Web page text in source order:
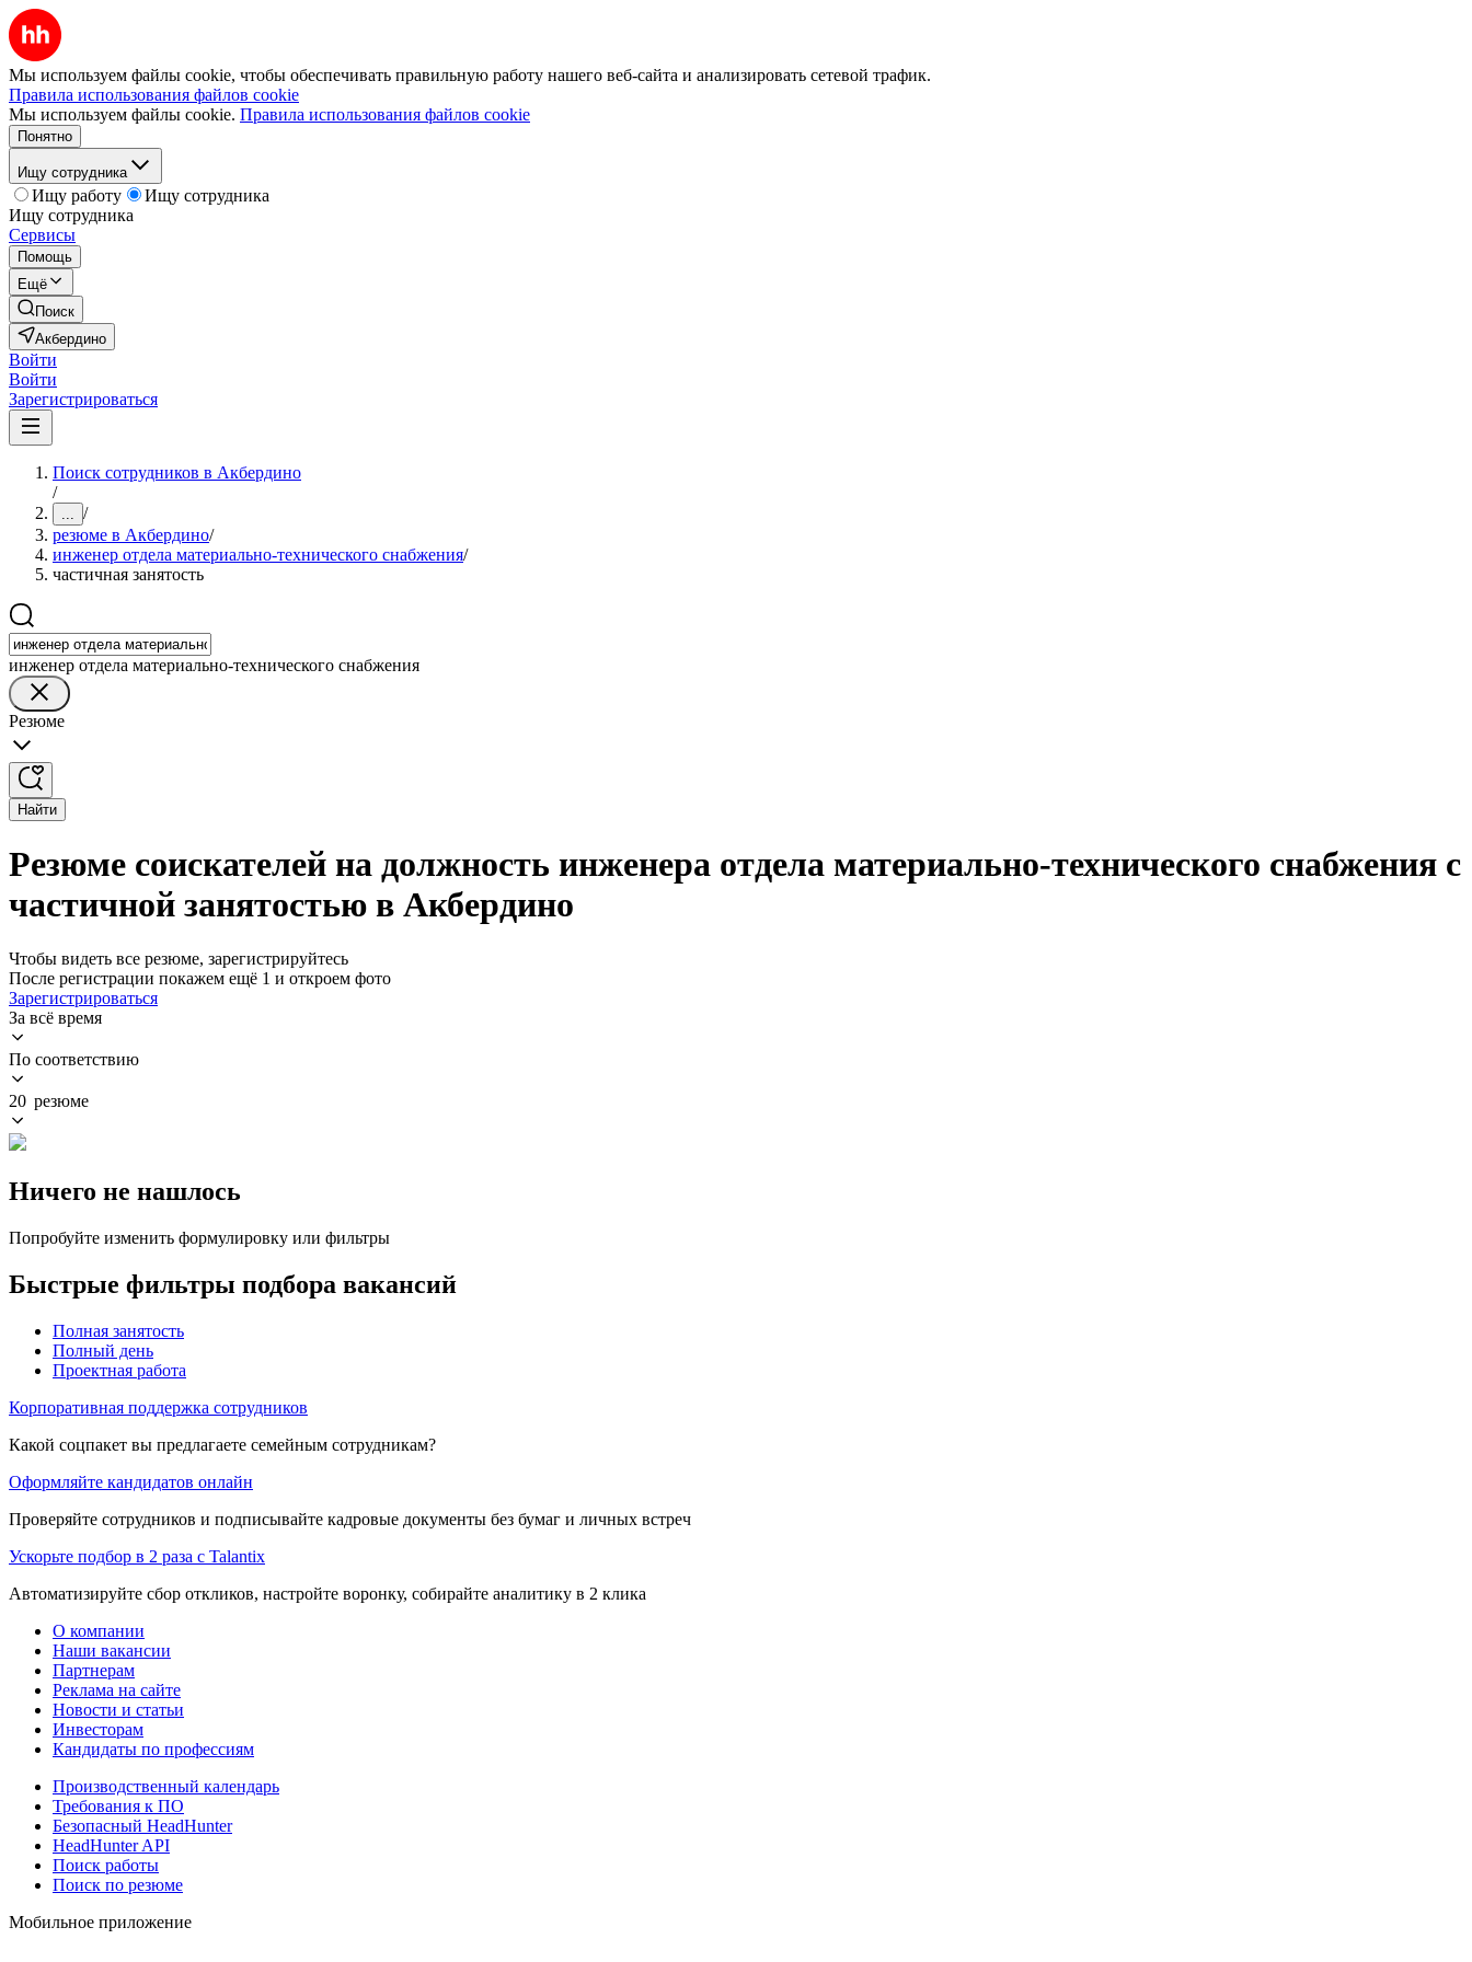
Мы используем файлы cookie, чтобы обеспечивать правильную работу нашего веб-сайта и анализировать сетевой трафик.
Правила использования файлов cookie
Мы используем файлы cookie. Правила использования файлов cookie
Понятно
Ищу сотрудника
Ищу работу
Ищу сотрудника
Ищу сотрудника
Сервисы
Помощь
Ещё
Поиск
Акбердино
Войти
Войти
Зарегистрироваться
Поиск сотрудников в Акбердино
/
... /
резюме в Акбердино/
инженер отдела материально-технического снабжения/
частичная занятость
инженер отдела материально-технического снабжения
Резюме
Найти
Резюме соискателей на должность инженера отдела материально-технического снабжения с
частичной занятостью в Акбердино
Чтобы видеть все резюме, зарегистрируйтесь
После регистрации покажем ещё 1 и откроем фото
Зарегистрироваться
За всё время
По соответствию
20 резюме
Ничего не нашлось
Попробуйте изменить формулировку или фильтры
Быстрые фильтры подбора вакансий
Полная занятость
Полный день
Проектная работа
Корпоративная поддержка сотрудников
Какой соцпакет вы предлагаете семейным сотрудникам?
Оформляйте кандидатов онлайн
Проверяйте сотрудников и подписывайте кадровые документы без бумаг и личных встреч
Ускорьте подбор в 2 раза с Talantix
Автоматизируйте сбор откликов, настройте воронку, собирайте аналитику в 2 клика
О компании
Наши вакансии
Партнерам
Реклама на сайте
Новости и статьи
Инвесторам
Кандидаты по профессиям
Производственный календарь
Требования к ПО
Безопасный HeadHunter
HeadHunter API
Поиск работы
Поиск по резюме
Мобильное приложение